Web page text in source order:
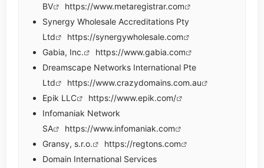
BV
https://www.metaregistrar.com
Synergy Wholesale Accreditations Pty
Ltd
https://synergywholesale.com
Gabia, Inc.
https://www.gabia.com
Dreamscape Networks International Pte
Ltd
https://www.crazydomains.com.au
Epik LLC
https://www.epik.com/
Infomaniak Network
SA
https://www.infomaniak.com
Gransy, s.r.o.
https://regtons.com
Domain International Services